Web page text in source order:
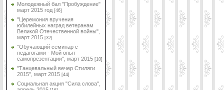
Молодежный бал "Пробуждение"
март 2015 год [46]
"Церемония вручения
юбилейных наград ветеранам
Великой Отечественной войны",
март 2015 [32]
"Обучающий семинар с
педагогами - Мой опыт
самопрезентации", март 2015 [10]
"Танцевальный вечер Стиляги
2015", март 2015 [44]
Социальная акция "Сила слова",